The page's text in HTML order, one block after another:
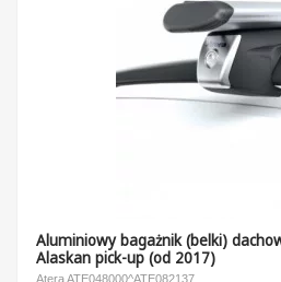
Aluminiowy bagażnik (belki)
Alaskan pick-up (od 2017)
Atera ATE048000^ATE082137